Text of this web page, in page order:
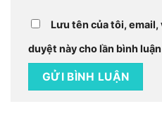
Lưu tên của tôi,
duyệt này cho lần bình